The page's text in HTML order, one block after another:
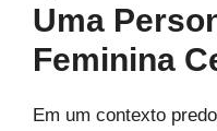
Uma
Feminina
Em um contexto